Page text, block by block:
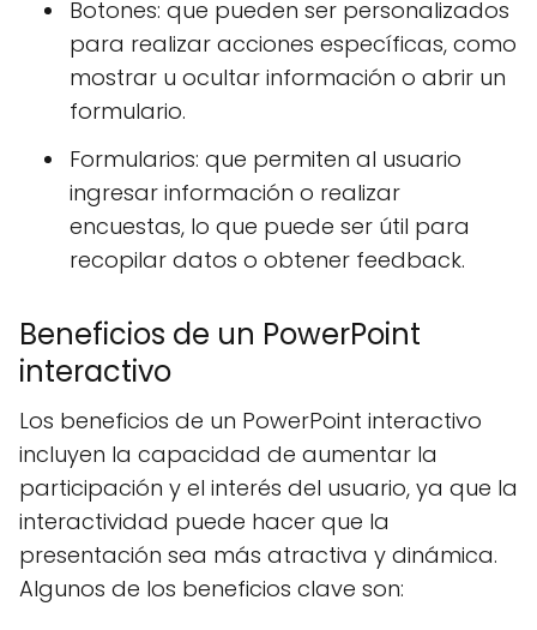
Botones: que pueden ser personalizados
para realizar acciones específicas, como
mostrar u ocultar información o abrir un
formulario.
Formularios: que permiten al usuario
ingresar información o realizar
encuestas, lo que puede ser útil para
recopilar datos o obtener feedback.
Beneficios de un PowerPoint
interactivo
Los beneficios de un PowerPoint interactivo
incluyen la capacidad de aumentar la
participación y el interés del usuario, ya que la
interactividad puede hacer que la
presentación sea más atractiva y dinámica.
Algunos de los beneficios clave son: